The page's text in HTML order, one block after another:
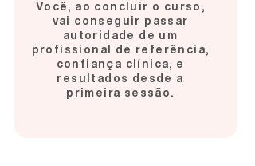
Você, ao concluir o curso,
vai conseguir passar
autoridade de um
profissional de referência,
confiança clínica, e
resultados desde a
primeira sessão.